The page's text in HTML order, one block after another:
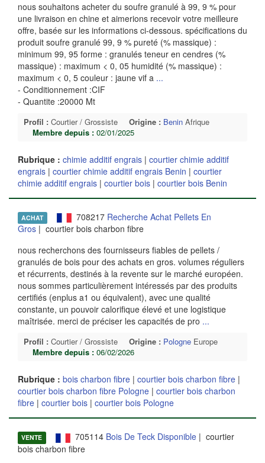
nous souhaitons acheter du soufre granulé à 99, 9 % pour
une livraison en chine et aimerions recevoir votre meilleure
offre, basée sur les informations ci-dessous. spécifications du
produit soufre granulé 99, 9 % pureté (% massique) :
minimum 99, 95 forme : granulés teneur en cendres (%
massique) : maximum < 0, 05 humidité (% massique) :
maximum < 0, 5 couleur : jaune vif a ...
- Conditionnement :CIF
- Quantite :20000 Mt
Profil : Courtier / Grossiste Origine : Benin Afrique
Membre depuis : 02/01/2025
Rubrique : chimie additif engrais | courtier chimie additif
engrais | courtier chimie additif engrais Benin | courtier
chimie additif engrais | courtier bois | courtier bois Benin
ACHAT 708217 Recherche Achat Pellets En
Gros | courtier bois charbon fibre
nous recherchons des fournisseurs fiables de pellets /
granulés de bois pour des achats en gros. volumes réguliers
et récurrents, destinés à la revente sur le marché européen.
nous sommes particulièrement intéressés par des produits
certifiés (enplus a1 ou équivalent), avec une qualité
constante, un pouvoir calorifique élevé et une logistique
maîtrisée. merci de préciser les capacités de pro ...
Profil : Courtier / Grossiste Origine : Pologne Europe
Membre depuis : 06/02/2026
Rubrique : bois charbon fibre | courtier bois charbon fibre |
courtier bois charbon fibre Pologne | courtier bois charbon
fibre | courtier bois | courtier bois Pologne
VENTE 705114 Bois De Teck Disponible| courtier
bois charbon fibre